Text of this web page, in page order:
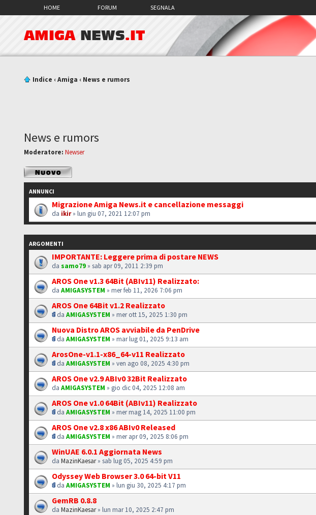
HOME FORUM SEGNALA
AMIGA NEWS.IT
Indice ‹Amiga ‹ News e rumors
News e rumors
Moderatore: Newser
Scrivi un nuovo
argomento
ANNUNCI
Migrazione Amiga News.it e cancellazione messaggi
da ikir» lun giu 07, 2021 12:07 pm
ARGOMENTI
IMPORTANTE: Leggere prima di postare NEWS
da samo79 » sab apr 09, 2011 2:39 pm
AROS One v1.3 64Bit (ABIv11) Realizzato:
daAMIGASYSTEM » mer feb 11, 2026 7:06 pm
AROS One 64Bit v1.2 Realizzato
daAMIGASYSTEM » mer ott 15, 2025 1:30 pm
Nuova Distro AROS avviabile da PenDrive
daAMIGASYSTEM » mar lug 01, 2025 9:13 am
ArosOne-v1.1-x86_64-v11 Realizzato
daAMIGASYSTEM » ven ago 08, 2025 4:30 pm
AROS One v2.9 ABIv0 32Bit Realizzato
daAMIGASYSTEM » gio dic 04, 2025 12:08 am
AROS One v1.0 64Bit (ABIv11) Realizzato
daAMIGASYSTEM » mer mag 14, 2025 11:00 pm
AROS One v2.8 x86 ABIv0 Released
daAMIGASYSTEM » mer apr 09, 2025 8:06 pm
WinUAE 6.0.1 Aggiornata News
daMazinKaesar» sab lug 05, 2025 4:59 pm
Odyssey Web Browser 3.0 64-bit V11
daAMIGASYSTEM » lun giu 30, 2025 4:17 pm
GemRB 0.8.8
daMazinKaesar» lun mar 10, 2025 2:47 pm